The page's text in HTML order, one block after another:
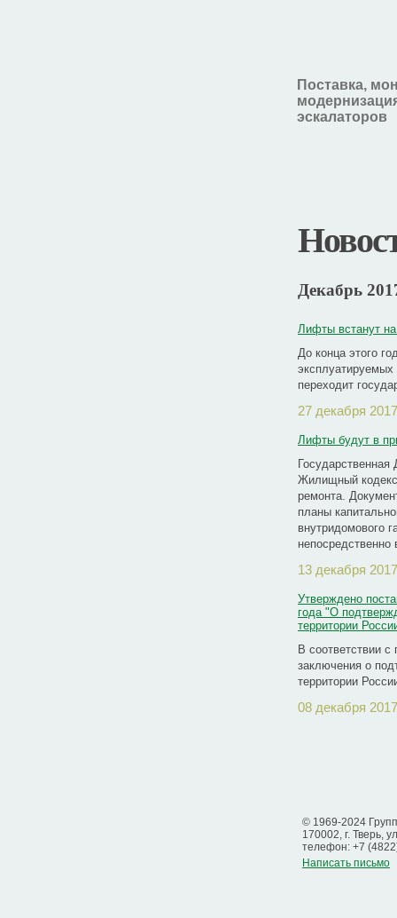
Поставка,
эскалаторов
Декабрь
Лифты встанут
До конца этого
переходит
27 декабря
Лифты будут в
Жилищный кодекс
ремонта.
планы
внутридомового
13 декабря
Утверждено
года "О
территории
В соответствии
заключения о
территории
08 декабря
© 1969-2024
170002, г. Тверь,
телефон: +7
Написать письмо